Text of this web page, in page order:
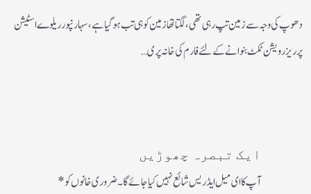
دھوپ کی وجہ سے زمین تپ رہی تھی، لگتا تھازمین کوہی تب ہوگیا ہے، سہارنپورریلوے اسٹیشن
پرریزرویشن ٹکٹ بنوانے کے لئے فارم کی خانہ پری…
ایک تبصرہ چھوڑیں
آپ کا ای میل ایڈریس شائع نہیں کیا جائے گا۔ضروری خانوں کو*